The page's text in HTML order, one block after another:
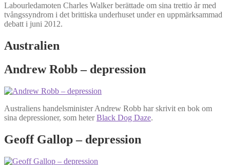
Labourledamoten Charles Walker berättade om sina trettio år med
tvångssyndrom i det brittiska underhuset under en uppmärksammad
debatt i juni 2012.
Australien
Andrew Robb – depression
Australiens handelsminister Andrew Robb har skrivit en bok om
sina depressioner, som heterBlack Dog Daze.
Geoff Gallop – depression